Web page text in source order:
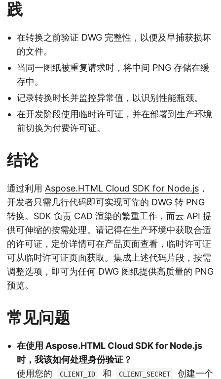
践
在转换之前验证 DWG 完整性，以便及早捕获损坏
的文件。
当同一图纸被重复请求时，将中间 PNG 存储在缓
存中。
记录转换时长并监控异常值，以识别性能瓶颈。
在开发阶段使用临时许可证，并在部署到生产环境
前切换为付费许可证。
结论
通过利用 Aspose.HTML Cloud SDK for Node.js ，
开发者只需几行代码即可实现可靠的 DWG 转 PNG
转换。SDK 负责 CAD 渲染的繁重工作，而云 API 提
供可伸缩的按需处理。请记得在生产环境中获取合适
的许可证，定价详情可在产品页面查看，临时许可证
可从临时许可证页面获取。集成上述代码片段，按需
调整选项，即可为任何 DWG 图纸提供高质量的 PNG
预览。
常见问题
在使用 Aspose.HTML Cloud SDK for Node.js
时，我该如何处理身份验证？
使用您的
CLIENT_ID 和 CLIENT_SECRET 创建一个